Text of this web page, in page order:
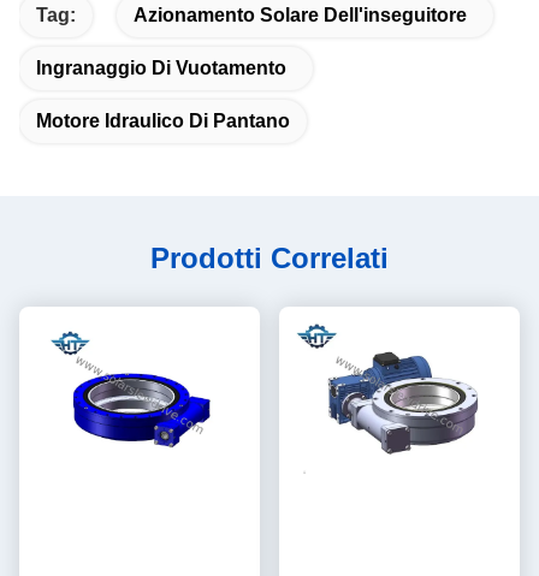
Tag: Azionamento Solare Dell'inseguitore
Ingranaggio Di Vuotamento
Motore Idraulico Di Pantano
Prodotti Correlati